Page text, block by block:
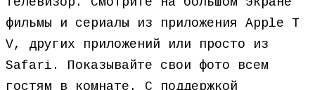
фильмы и сериалы из приложения Apple T
V, других приложений или просто из
Safari. Показывайте свои фото всем
гостям в комнате. С поддержкой